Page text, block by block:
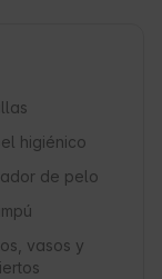
higiénico
de pelo
vasos y